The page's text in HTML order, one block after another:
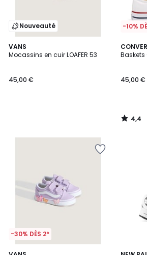
Nouveauté
VANS
Mocassins en cuir LOAFER 53
45,00 €
-10%
Baskets
45,00 €
4,4
/ 5
4,4
/
-30% DÈS 2*